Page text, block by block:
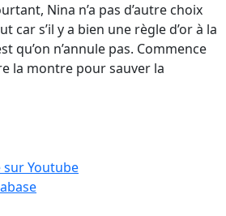
Nina n’a pas d’autre choix
car s’il y a bien une règle d’or à la
qu’on n’annule pas. Commence
la montre pour sauver la
Youtube